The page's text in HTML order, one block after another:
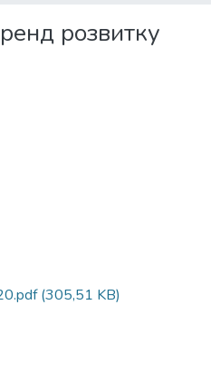
розвитку
(305,51 KB)